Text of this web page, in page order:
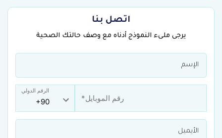
اتصل بنا
يرجى ملىء النموذج أدناه مع وصف حالتك الصحية
الرقم الدولي